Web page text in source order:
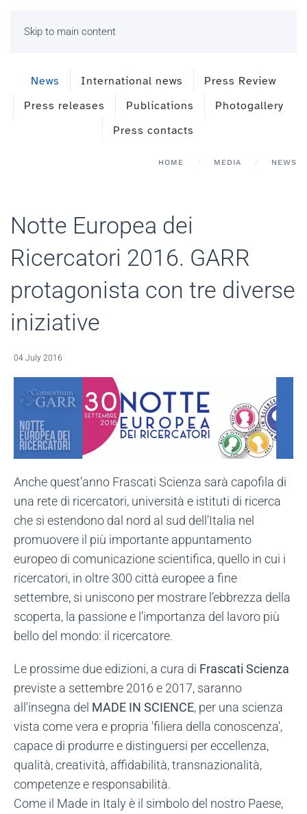
Skip to main content
News International news
Press Review
Press releases
Publications
Photogallery
Press contacts
HOME MEDIA NEWS
Notte Europea dei
Ricercatori 2016. GARR
protagonista con tre diverse
iniziative
04 July 2016
Anche quest’anno Frascati Scienza sarà capofila di
una rete di ricercatori, università e istituti di ricerca
che si estendono dal nord al sud dell’Italia nel
promuovere il più importante appuntamento
europeo di comunicazione scientifica, quello in cui i
ricercatori, in oltre 300 città europee a fine
settembre, si uniscono per mostrare l’ebbrezza della
scoperta, la passione e l’importanza del lavoro più
bello del mondo: il ricercatore.
Le prossime due edizioni, a cura di Frascati Scienza
previste a settembre 2016 e 2017, saranno
all'insegna del MADE IN SCIENCE, per una scienza
vista come vera e propria 'filiera della conoscenza',
capace di produrre e distinguersi per eccellenza,
qualità, creatività, affidabilità, transnazionalità,
competenze e responsabilità.
Come il Made in Italy è il simbolo del nostro Paese,